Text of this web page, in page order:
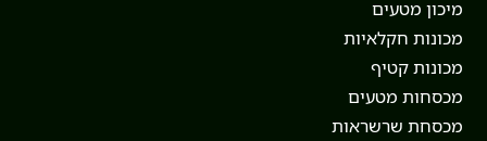
מיכון מטעים
מכונות חקלאיות
מכונות קטיף
מכסחות מטעים
מכסחת שרשראות